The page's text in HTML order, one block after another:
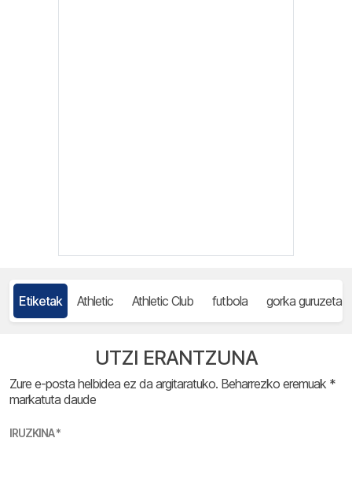
Etiketak Athletic Athletic Club futbola gorka guruzeta
UTZI ERANTZUNA
Zure e-posta helbidea ez da argitaratuko. Beharrezko eremuak *
markatuta daude
IRUZKINA*